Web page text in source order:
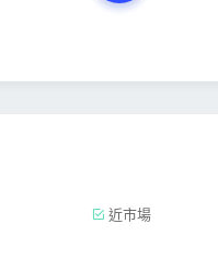
近市場